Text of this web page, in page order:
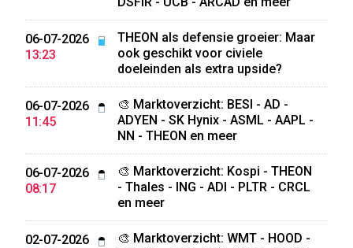
06-07-2026
13:23
THEON als defensie groeier: Maar
ook geschikt voor civiele
doeleinden als extra upside?
06-07-2026
11:45
🎨 Marktoverzicht: BESI - AD -
ADYEN - SK Hynix - ASML - AAPL -
NN - THEON en meer
06-07-2026
08:17
🎨 Marktoverzicht: Kospi - THEON
- Thales - ING - ADI - PLTR - CRCL
en meer
02-07-2026
🎨 Marktoverzicht: WMT - HOOD -